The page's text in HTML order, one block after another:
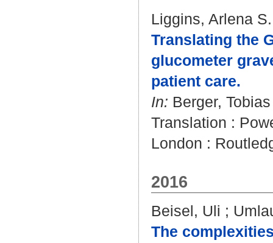
Liggins, Arlena S.
Translating the
glucometer
patient care.
In: Berger, Tobias
Translation :
London :
2016
Beisel, Uli ;
The